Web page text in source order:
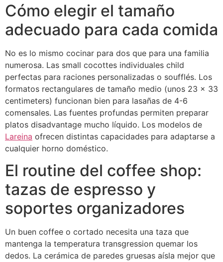
Cómo elegir el tamaño
adecuado para cada comida
No es lo mismo cocinar para dos que para una familia
numerosa. Las small cocottes individuales child
perfectas para raciones personalizadas o soufflés. Los
formatos rectangulares de tamaño medio (unos 23 x 33
centimeters) funcionan bien para lasañas de 4-6
comensales. Las fuentes profundas permiten preparar
platos disadvantage mucho líquido. Los modelos de
Lareina ofrecen distintas capacidades para adaptarse a
cualquier horno doméstico.
El routine del coffee shop:
tazas de espresso y
soportes organizadores
Un buen coffee o cortado necesita una taza que
mantenga la temperatura transgression quemar los
dedos. La cerámica de paredes gruesas aísla mejor que